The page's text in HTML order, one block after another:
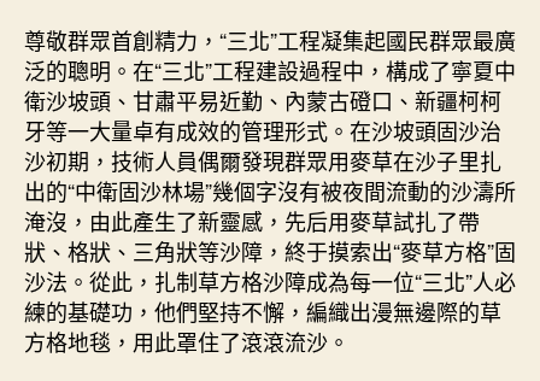
尊敬群眾首創精力，“三北”工程凝集起國民群眾最廣
泛的聰明。在“三北”工程建設過程中，構成了寧夏中
衛沙坡頭、甘肅平易近勤、內蒙古磴口、新疆柯柯
牙等一大量卓有成效的管理形式。在沙坡頭固沙治
沙初期，技術人員偶爾發現群眾用麥草在沙子里扎
出的“中衛固沙林場”幾個字沒有被夜間流動的沙濤所
淹沒，由此產生了新靈感，先后用麥草試扎了帶
狀、格狀、三角狀等沙障，終于摸索出“麥草方格”固
沙法。從此，扎制草方格沙障成為每一位“三北”人必
練的基礎功，他們堅持不懈，編織出漫無邊際的草
方格地毯，用此罩住了滾滾流沙。